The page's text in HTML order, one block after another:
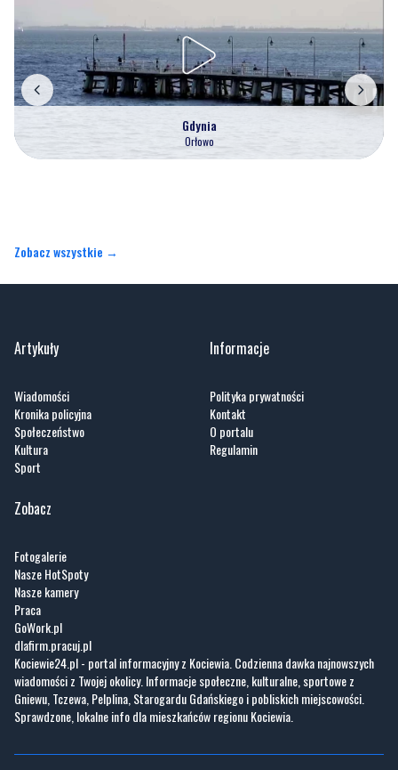
Gdynia
Orłowo
Artykuły
Kronika policyjna
Sport
Informacje
Kontakt
Zobacz
Nasze HotSpoty
GoWork.pl
dlafirm.pracuj.pl
Kociewie24.pl - portal informacyjny z Kociewia. Codzienna dawka najnowszych
wiadomości z Twojej okolicy. Informacje społeczne, kulturalne, sportowe z
Gniewu, Tczewa, Pelplina, Starogardu Gdańskiego i pobliskich miejscowości.
Sprawdzone, lokalne info dla mieszkańców regionu Kociewia.